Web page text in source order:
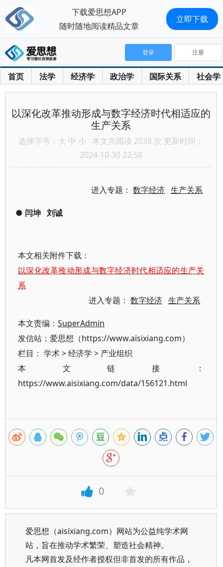
首页 法学 经济学 政治学 国际关系 社会学
登录 注册
以深化改革推动形成与数字经济时代相适应的
生产关系
选择字号： 大 中 小 本文共阅读 2038 次 更新时间：
2024-10-30 22:58
进入专题：数字经济 生产关系
● 闫坤 刘诚
本文相关附件下载：
以深化改革推动形成与数字经济时代相适应的生产关
系
进入专题：数字经济 生产关系
本文责编： SuperAdmin
发信站：爱思想（https://www.aisixiang.com）
栏目： 学术>经济学 > 产业组织
本文链接：
https://www.aisixiang.com/data/156121.html
0
爱思想（aisixiang.com）网站为公益纯学术网
站，旨在推动学术繁荣、塑造社会精神。
凡本网首发及经作者授权但非首发的所有作品，
下载爱思想APP
随时随地阅读精品文章
立即下载